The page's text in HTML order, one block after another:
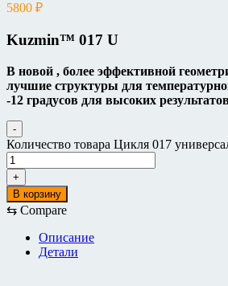
5800 ₽
Kuzmin™ 017 U
В новой , более эффективной
лучшие структуры для
-12 градусов для высоких
-
Количество товара Цикля 017
+
В корзину
⇆ Compare
Описание
Детали